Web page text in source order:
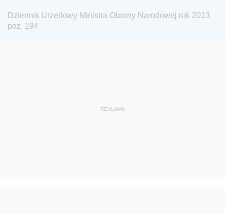
z 27 grudnia 2013 pozycje 387-396
Dziennik Urzędowy Ministra Obrony Narodowej rok 2013
poz. 194
REKLAMA